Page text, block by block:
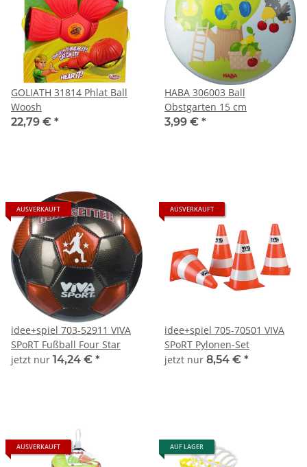
GOLIATH 31814 Phlat Ball
Woosh
22,79 € *
HABA 306003 Ball
Obstgarten 15 cm
3,99 € *
AUSVERKAUFT
idee+spiel 703-52911 VIVA
SPoRT Fußball Four Star
jetzt nur 14,24 € *
AUSVERKAUFT
idee+spiel 705-70501 VIVA
SPoRT Pylonen-Set
jetzt nur 8,54 € *
AUSVERKAUFT AUF LAGER